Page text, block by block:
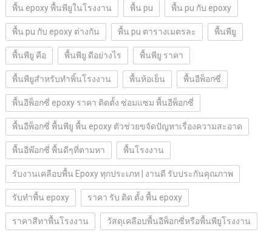
พื้น epoxy พื้นพียูในโรงงาน พื้น pu พื้น pu กับ epoxy
พื้น pu กับ epoxy ต่างกัน พื้น pu ตารางเมตรละ พื้นพียู
พื้นพียู คือ พื้นพียู ดีอย่างไร พื้นพียู ราคา
พื้นพียูสำหรับทำพิ้นโรงงาน พื้นห้อเย็น พื้นอีพ็อกซี่
พื้นอีพ็อกซี่ epoxy ราคา ติดตั้ง ซ่อมแซม พื้นอีพ็อกซี่
พื้นอีพ็อกซี่ พื้นพียู พื้น epoxy ตัวช่วยขจัดปัญหาเรื่องความสะอาด
พื้นอีพ๊อกซี่ พื้นดีๆที่ตามหา พื้นโรงงาน
รับงานเคลือบพื้น Epoxy ทุกประเภท | งานดี รับประกันคุณภาพ
รับทำพื้น epoxy ราคา รับ ติด ตั้ง พื้น epoxy
ราคาสีทาพื้นโรงงาน วัสดุเคลือบพื้นอีพ็อกซี่หรือพื้นพียูโรงงาน